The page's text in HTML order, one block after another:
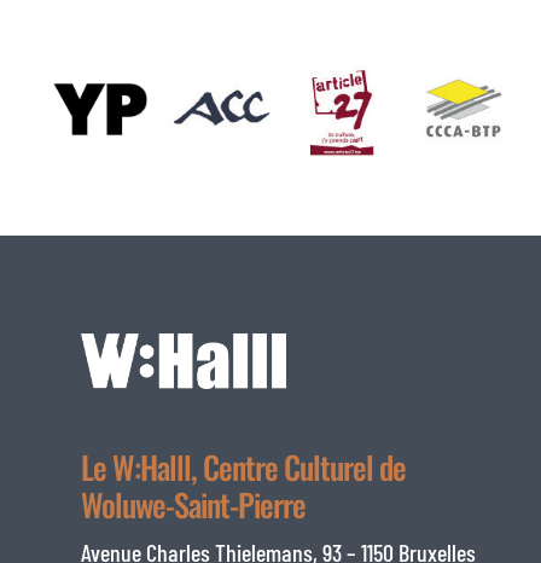
Le W:Halll, Centre Culturel de
Woluwe-Saint-Pierre
Avenue Charles Thielemans, 93 – 1150 Bruxelles